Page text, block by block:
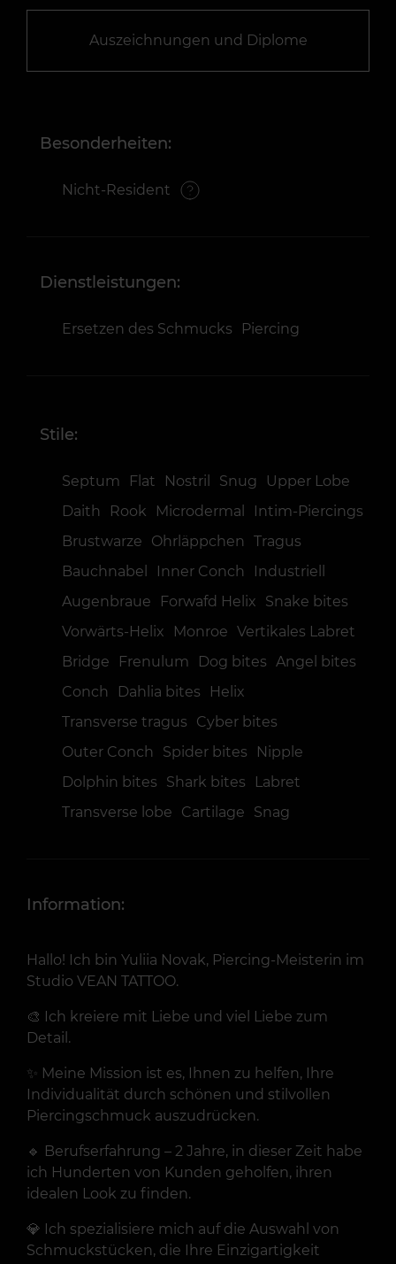
Auszeichnungen und Diplome
Besonderheiten:
Nicht-Resident
Dienstleistungen:
Ersetzen des Schmucks Piercing
Stile:
Septum Flat Nostril Snug
Upper Lobe
Daith
Rook Microdermal
Intim-Piercings
Brustwarze
Ohrläppchen
Tragus
Bauchnabel
Inner Conch
Industriell
Augenbraue
Forwafd Helix
Snake bites
Vorwärts-Helix
Monroe Vertikales Labret
Bridge
Frenulum Dog bites Angel bites
Conch
Dahlia bites
Helix
Transverse tragus
Cyber bites
Outer Conch
Spider bites
Nipple
Dolphin bites
Shark bites
Labret
Transverse lobe
Cartilage Snag
Information:
Hallo! Ich bin Yuliia Novak, Piercing-Meisterin im
Studio VEAN TATTOO.
🎨 Ich kreiere mit Liebe und viel Liebe zum
Detail.
✨ Meine Mission ist es, Ihnen zu helfen, Ihre
Individualität durch schönen und stilvollen
Piercingschmuck auszudrücken.
🔹 Berufserfahrung – 2 Jahre, in dieser Zeit habe
ich Hunderten von Kunden geholfen, ihren
idealen Look zu finden.
💎 Ich spezialisiere mich auf die Auswahl von
Schmuckstücken, die Ihre Einzigartigkeit